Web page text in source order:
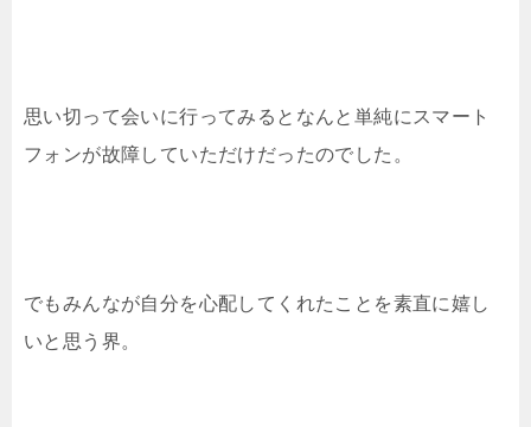
思い切って会いに行ってみるとなんと単純にスマート
フォンが故障していただけだったのでした。
でもみんなが自分を心配してくれたことを素直に嬉し
いと思う界。